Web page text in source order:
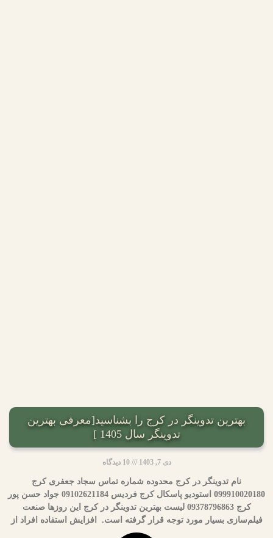
بهترین تدوینگر در کرج را بشناسید[معرفی بهترین
تدوینگر سال 1405 ]
دی 7, 1403 10 دیدگاه
نام تدوینگر در کرج محدوده شماره تماس سجاد جعفری کرج
099910020180 استودیو پاسکال کرج فردیس 09102621184 جواد حسن پور
کرج 09378796863 لیست بهترین تدوینگر در کرج این روزها صنعت
فیلم‌سازی بسیار مورد توجه قرار گرفته است. افزایش استفاده افراد از